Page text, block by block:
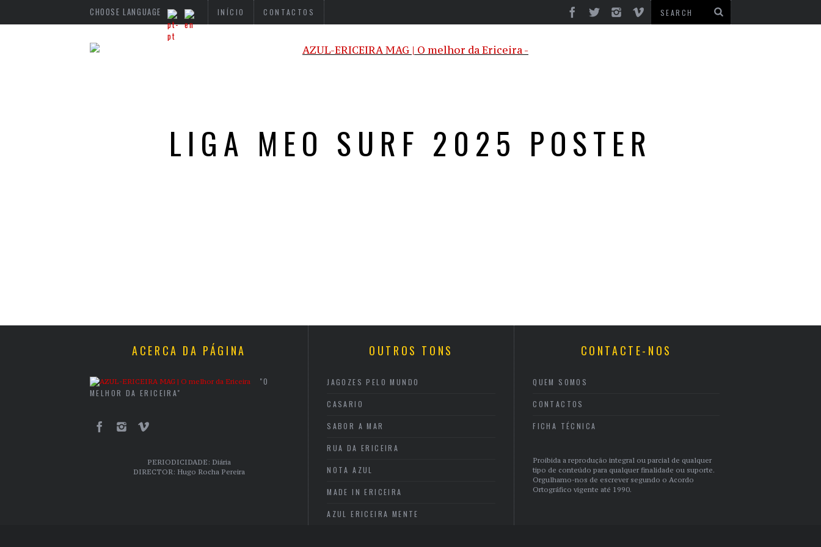
CHOOSE LANGUAGE INÍCIO CONTACTOS
LIGA MEO SURF 2025 POSTER
ACERCA DA PÁGINA
"O
MELHOR DA ERICEIRA"
PERIODICIDADE: Diária
DIRECTOR: Hugo Rocha Pereira
OUTROS TONS
JAGOZES PELO MUNDO
CASARIO
SABOR A MAR
RUA DA ERICEIRA
NOTA AZUL
MADE IN ERICEIRA
AZUL ERICEIRA MENTE
CONTACTE-NOS
QUEM SOMOS
CONTACTOS
FICHA TÉCNICA
Proibida a reprodução integral ou parcial de qualquer
tipo de conteúdo para qualquer finalidade ou suporte.
Orgulhamo-nos de escrever segundo o Acordo
Ortográfico vigente até 1990.